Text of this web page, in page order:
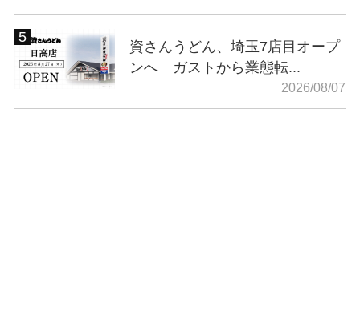
資さんうどん、埼玉7店目オープ
ンへ ガストから業態転...
2026/08/07